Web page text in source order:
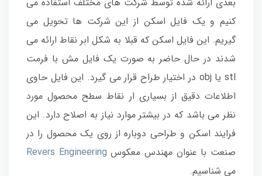
کنیم و یک فایل اسکن از این شرکت ها تحویل می
گیریم. این فایل اسکن که قبلا به شکل ابر نقاط ارائه می
شدند در حال حاضر به صورت یک فایل مش با فرمت
stl یا obj در اختیار طراح قرار می گیرد. این فایل حاوی
اطلاعات دقیق از بسیاری ار نقاط سطح محصول مورد
نظر می باشد که در بیشتر موارد نیاز به اصلاح دارد. این
فرایند اسکن و طراحی دوباره از روی یک محصول را در
صنعت با عنوان مهندس معکوس Revers Engineering
می شناسیم.